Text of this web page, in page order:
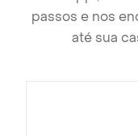
passos e nos
até sua